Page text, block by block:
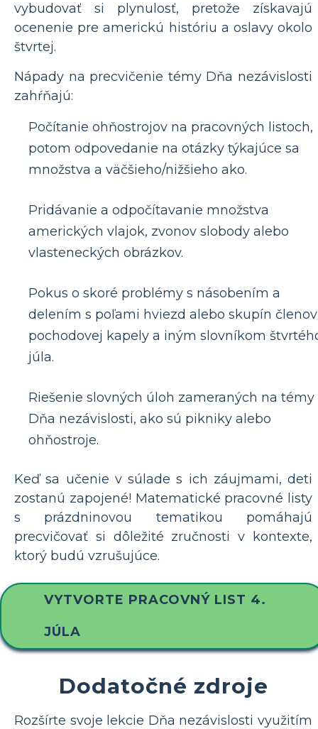
vybudovať si plynulosť, pretože získavajú
ocenenie pre americkú históriu a oslavy okolo
štvrtej.
Nápady na precvičenie témy Dňa nezávislosti
zahŕňajú:
Počítanie ohňostrojov na pracovných listoch,
potom odpovedanie na otázky týkajúce sa
množstva a väčšieho/nižšieho ako.
Pridávanie a odpočítavanie množstva
amerických vlajok, zvonov slobody alebo
vlasteneckých obrázkov.
Pokus o skoré problémy s násobením a
delením s poľami hviezd alebo skupín členov
pochodovej kapely a iným slovníkom
júla.
Riešenie slovných úloh zameraných na témy
Dňa nezávislosti, ako sú pikniky alebo
ohňostroje.
Keď sa učenie v súlade s ich záujmami, deti
zostanú zapojené! Matematické pracovné listy
s prázdninovou tematikou pomáhajú
precvičovať si dôležité zručnosti v kontexte,
ktorý budú vzrušujúce.
VYTVORTE PRACOVNÝ LIST 4.
JÚLA
Dodatočné zdroje
Rozšírte svoje lekcie Dňa nezávislosti využitím